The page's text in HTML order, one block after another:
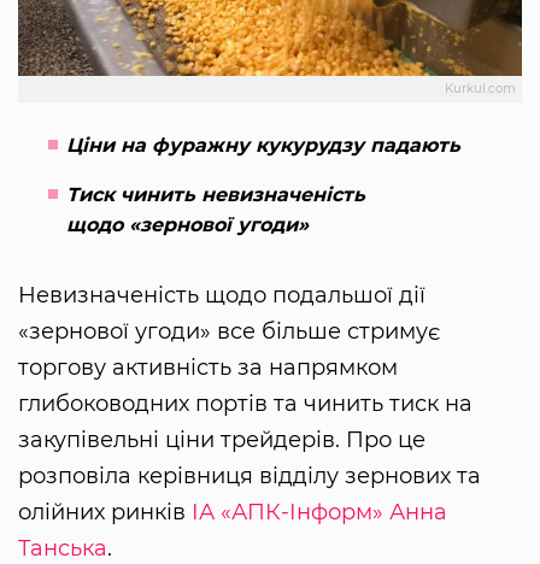
Kurkul.com
Ціни на фуражну кукурудзу падають
Тиск чинить невизначеність
щодо «зернової угоди»
Невизначеність щодо подальшої дії
«зернової угоди» все більше стримує
торгову активність за напрямком
глибоководних портів та чинить тиск на
закупівельні ціни трейдерів. Про це
розповіла керівниця відділу зернових та
олійних ринків ІА «АПК-Інформ» Анна
Танська.